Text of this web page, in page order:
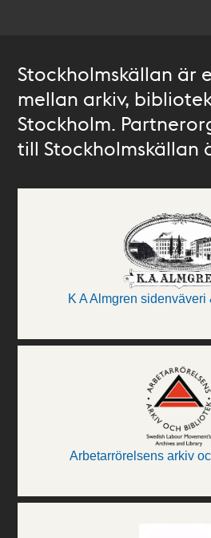
Stockholmskällan är
mellan arkiv,
Stockholm.
till Stockholmskällan
K A Almgren sidenväveri
Arbetarrörelsens arkiv